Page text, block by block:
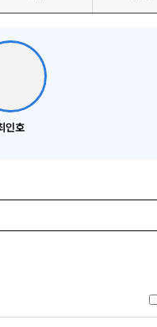
인호